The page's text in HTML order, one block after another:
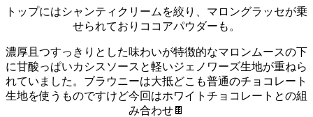
トップにはシャンティクリームを絞り、マロングラッセが乗
せられておりココアパウダーも。
濃厚且つすっきりとした味わいが特徴的なマロンムースの下
に甘酸っぱいカシスソースと軽いジェノワーズ生地が重ねら
れていました。 ブラウニーは大抵どこも普通のチョコレート
生地を使うものですけど今回はホワイトチョコレートとの組
み合わせ🍫